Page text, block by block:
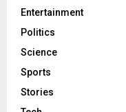
Entertainment
Politics
Science
Sports
Stories